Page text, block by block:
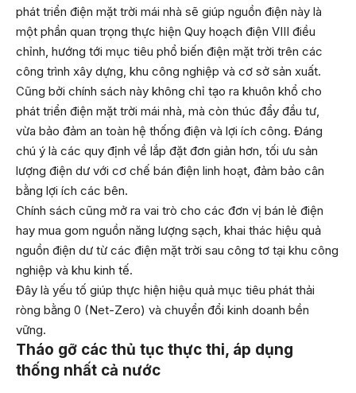
phát triển điện mặt trời mái nhà sẽ giúp nguồn điện này là
một phần quan trọng thực hiện Quy hoạch điện VIII điều
chỉnh, hướng tới mục tiêu phổ biến điện mặt trời trên các
công trình xây dựng, khu công nghiệp và cơ sở sản xuất.
Cũng bởi chính sách này không chỉ tạo ra khuôn khổ cho
phát triển điện mặt trời mái nhà, mà còn thúc đẩy đầu tư,
vừa bảo đảm an toàn hệ thống điện và lợi ích công. Đáng
chú ý là các quy định về lắp đặt đơn giản hơn, tối ưu sản
lượng điện dư với cơ chế bán điện linh hoạt, đảm bảo cân
bằng lợi ích các bên.
Chính sách cũng mở ra vai trò cho các đơn vị bán lẻ điện
hay mua gom nguồn năng lượng sạch, khai thác hiệu quả
nguồn điện dư từ các điện mặt trời sau công tơ tại khu công
nghiệp và khu kinh tế.
Đây là yếu tố giúp thực hiện hiệu quả mục tiêu phát thải
ròng bằng 0 (Net-Zero) và chuyển đổi kinh doanh bền
vững.
Tháo gỡ các thủ tục thực thi, áp dụng
thống nhất cả nước